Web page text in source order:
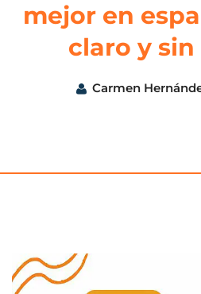
mejor en
claro y
Carmen